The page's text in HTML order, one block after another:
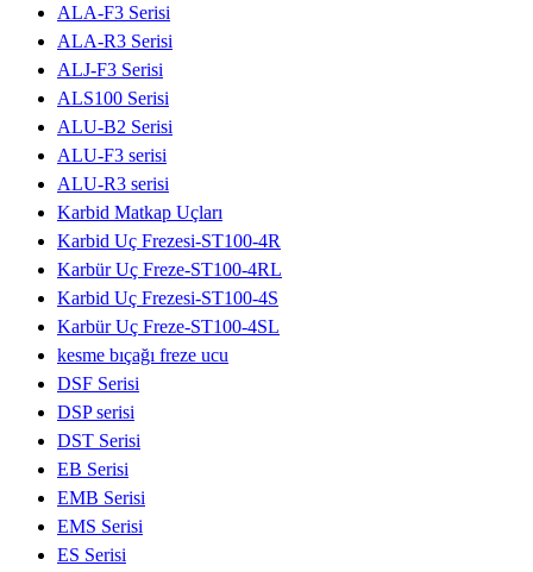
ALA-F3 Serisi
ALA-R3 Serisi
ALJ-F3 Serisi
ALS100 Serisi
ALU-B2 Serisi
ALU-F3 serisi
ALU-R3 serisi
Karbid Matkap Uçları
Karbid Uç Frezesi-ST100-4R
Karbür Uç Freze-ST100-4RL
Karbid Uç Frezesi-ST100-4S
Karbür Uç Freze-ST100-4SL
kesme bıçağı freze ucu
DSF Serisi
DSP serisi
DST Serisi
EB Serisi
EMB Serisi
EMS Serisi
ES Serisi